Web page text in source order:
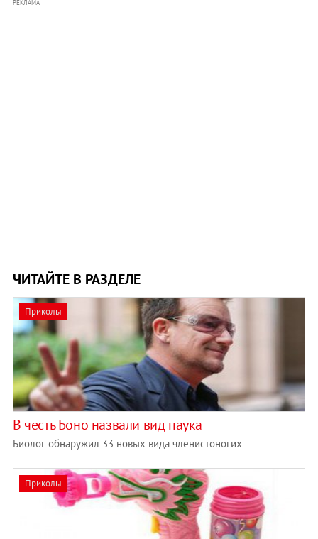
РЕКЛАМА
ЧИТАЙТЕ В РАЗДЕЛЕ
Приколы
В честь Боно назвали вид паука
Биолог обнаружил 33 новых вида членистоногих
Приколы